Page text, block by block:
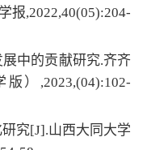
报,2022,40(05):204-
中的贡献研究.齐齐
）,2023,(04):102-
究[J].山西大同大学